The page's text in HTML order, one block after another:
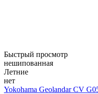
Быстрый просмотр
нешипованная
Летние
нет
Yokohama Geolandar CV